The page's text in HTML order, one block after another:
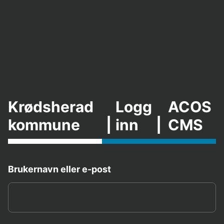
Krødsherad
kommune
Logg
inn
ACOS
CMS
Brukernavn eller e-post